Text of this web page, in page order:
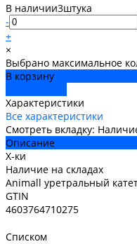
В наличии3штука
-
+
×
Выбрано максимальное
В корзину
Характеристики
Все характеристики
Смотреть вкладку:
Описание
Х-ки
Наличие на складах
Animall уретральный
GTIN
4603764710275
Списком